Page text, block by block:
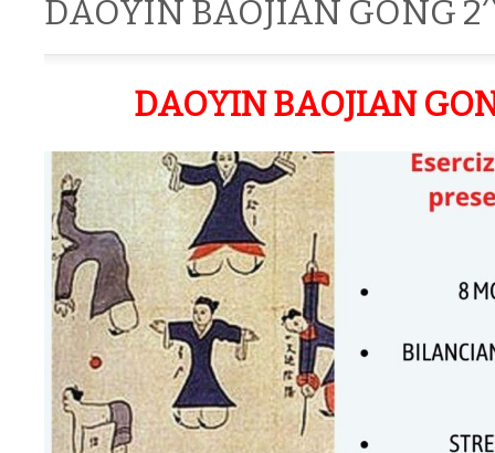
DAOYIN BAOJIAN GONG
DAOYIN BAOJIAN